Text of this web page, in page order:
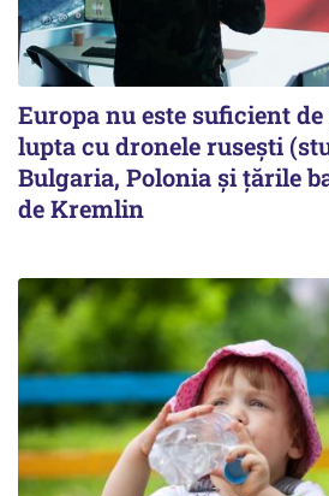
Europa nu este suficient
lupta cu dronele rusești
Bulgaria, Polonia și țările
de Kremlin